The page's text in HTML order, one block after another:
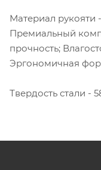
Материал рукояти
Премиальный
прочность;
Эргономичная
Твердость стали -